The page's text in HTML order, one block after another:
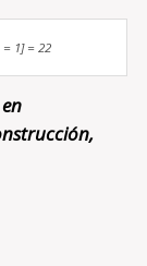
1] = 22